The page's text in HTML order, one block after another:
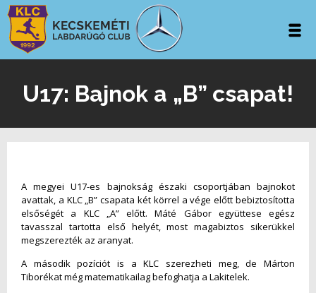
U17: Bajnok a „B” csapat!
A megyei U17-es bajnokság északi csoportjában bajnokot
avattak, a KLC „B” csapata két körrel a vége előtt bebiztosította
elsőségét a KLC „A” előtt. Máté Gábor együttese egész
tavasszal tartotta első helyét, most magabiztos sikerükkel
megszerezték az aranyat.
A második pozíciót is a KLC szerezheti meg, de Márton
Tiborékat még matematikailag befoghatja a Lakitelek.